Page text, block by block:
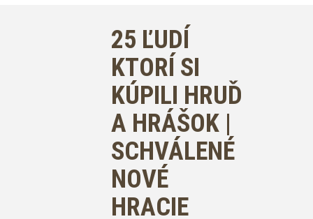
25 ĽUDÍ
KTORÍ SI
KÚPILI HRUĎ
A HRÁŠOK |
SCHVÁLENÉ
NOVÉ
HRACIE